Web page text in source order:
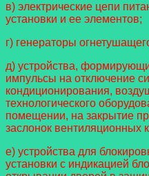
в) электрические цепи
установки и ее элементов;
г) генераторы
д) устройства,
импульсы на отключение
кондиционирования,
технологического
помещении, на закрытие
заслонок вентиляционных
е) устройства для
установки с индикацией